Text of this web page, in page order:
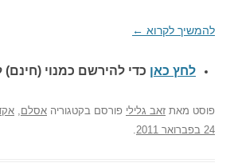
להמשיך לקרוא ←
לחץ כאן כדי להירשם כמנוי (חינם)
פוסט מאת זאב גלילי פורסם בקטגוריה אסלם
24 בפברואר 2011